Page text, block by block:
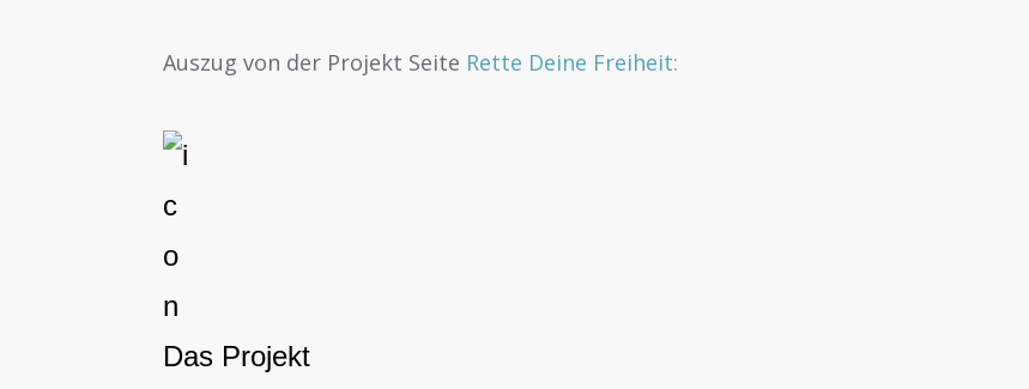
Auszug von der Projekt Seite Rette Deine Freiheit:
Das Projekt